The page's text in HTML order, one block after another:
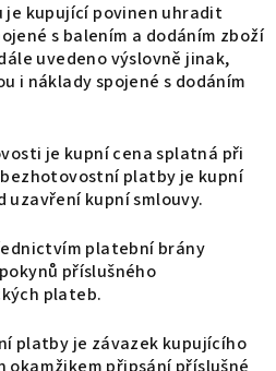
je kupující povinen uhradit
s balením a dodáním zboží
uvedeno výslovně jinak,
i náklady spojené s dodáním
je kupní cena splatná při
platby je kupní
uzavření kupní smlouvy.
platební brány
příslušného
plateb.
platby je závazek kupujícího